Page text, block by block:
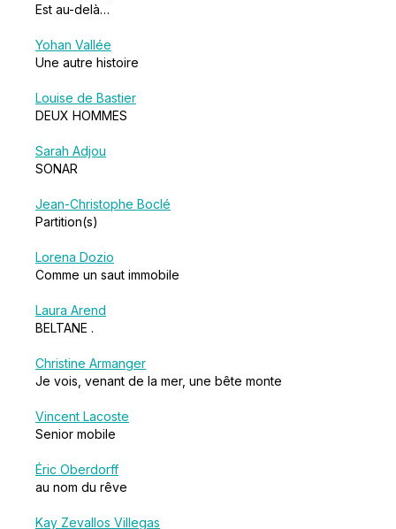
Est au-delà…
Yohan Vallée
Une autre histoire
Louise de Bastier
DEUX HOMMES
Sarah Adjou
SONAR
Jean-Christophe Boclé
Partition(s)
Lorena Dozio
Comme un saut immobile
Laura Arend
BELTANE .
Christine Armanger
Je vois, venant de la mer, une bête monte
Vincent Lacoste
Senior mobile
Éric Oberdorff
au nom du rêve
Kay Zevallos Villegas